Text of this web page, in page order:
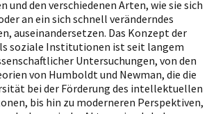
und den verschiedenen Arten, wie sie sich
an ein sich schnell veränderndes
auseinandersetzen. Das Konzept der
soziale Institutionen ist seit langem
Untersuchungen, von den
von Humboldt und Newman, die die
bei der Förderung des intellektuellen
bis hin zu moderneren Perspektiven,